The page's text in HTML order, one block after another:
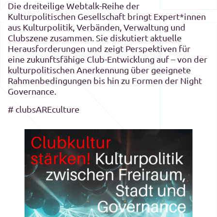
Die dreiteilige Webtalk-Reihe der
Kulturpolitischen Gesellschaft bringt Expert*innen
aus Kulturpolitik, Verbänden, Verwaltung und
Clubszene zusammen. Sie diskutiert aktuelle
Herausforderungen und zeigt Perspektiven für
eine zukunftsfähige Club-Entwicklung auf – von der
kulturpolitischen Anerkennung über geeignete
Rahmenbedingungen bis hin zu Formen der Night
Governance.
# clubsAREculture